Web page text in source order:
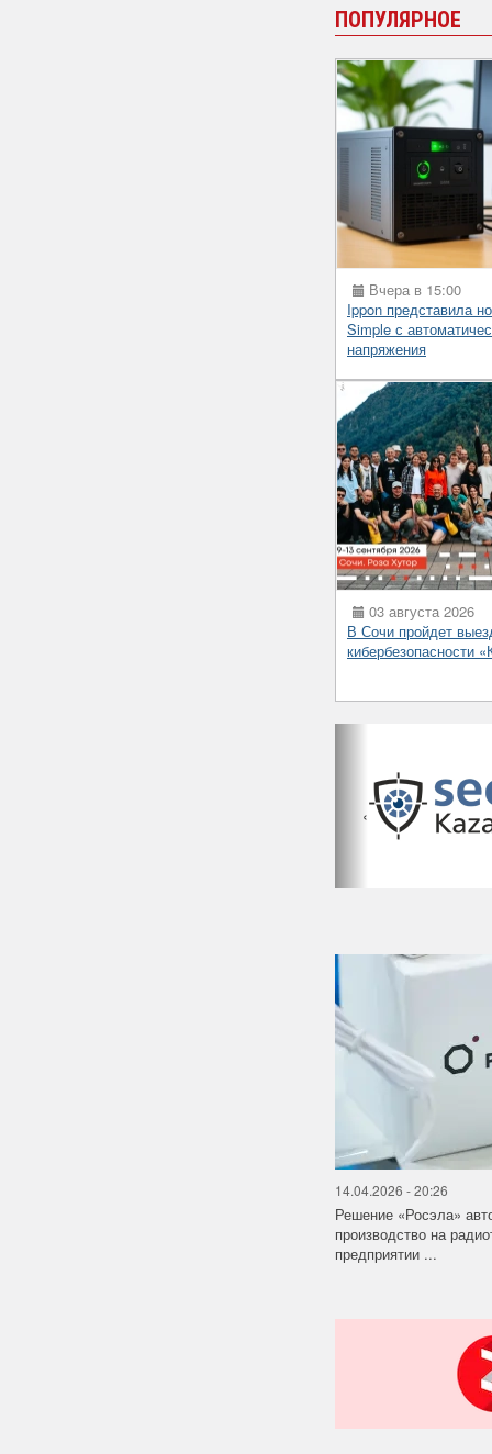
ПОПУЛЯРНОЕ
Вчера в 15:00
Ippon представила
Simple с
напряжения
03 августа 2026
В Сочи пройдет
‹
14.04.2026 - 20:26
Решение «Росэла»
производство на
предприятии ...